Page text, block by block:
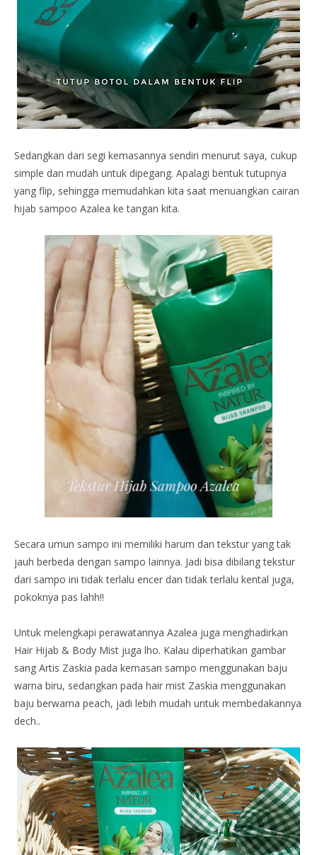
Sedangkan dari segi kemasannya sendiri menurut saya, cukup
simple dan mudah untuk dipegang. Apalagi bentuk tutupnya
yang flip, sehingga memudahkan kita saat menuangkan cairan
hijab sampoo Azalea ke tangan kita.
Secara umun sampo ini memiliki harum dan tekstur yang tak
jauh berbeda dengan sampo lainnya. Jadi bisa dibilang tekstur
dari sampo ini tidak terlalu encer dan tidak terlalu kental juga,
pokoknya pas lahh!!
Untuk melengkapi perawatannya Azalea juga menghadirkan
Hair Hijab & Body Mist juga lho. Kalau diperhatikan gambar
sang Artis Zaskia pada kemasan sampo menggunakan baju
warna biru, sedangkan pada hair mist Zaskia menggunakan
baju berwarna peach, jadi lebih mudah untuk membedakannya
dech..